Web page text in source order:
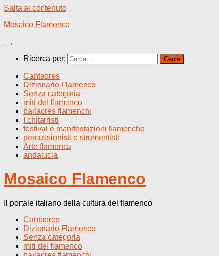
Salta al contenuto
Mosaico Flamenco
Ricerca per:
Cantaores
Dizionario Flamenco
Senza categoria
miti del flamenco
bailaores flamenchi
I chitarristi
festival e manifestazioni flamenche
percussionisti e strumentisti
Arte flamenca
andalucia
Mosaico Flamenco
Il portale italiano della cultura del flamenco
Cantaores
Dizionario Flamenco
Senza categoria
miti del flamenco